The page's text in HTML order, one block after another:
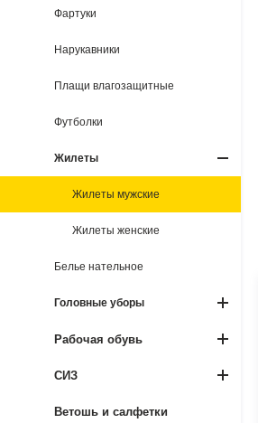
Фартуки
Нарукавники
Плащи влагозащитные
Футболки
Жилеты
Жилеты мужские
Жилеты женские
Белье нательное
Головные уборы
Рабочая обувь
СИЗ
Ветошь и салфетки